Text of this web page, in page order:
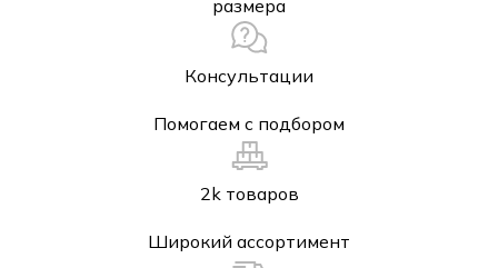
размера
Консультации
Помогаем с подбором
2k товаров
Широкий ассортимент